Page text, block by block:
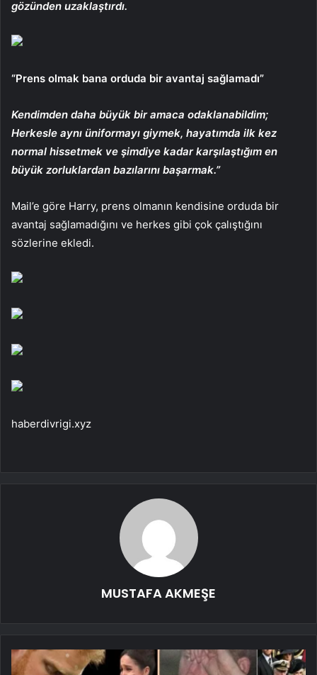
gözünden uzaklaştırdı.
“Prens olmak bana orduda bir avantaj sağlamadı”
Kendimden daha büyük bir amaca odaklanabildim;
Herkesle aynı üniformayı giymek, hayatımda ilk kez
normal hissetmek ve şimdiye kadar karşılaştığım en
büyük zorluklardan bazılarını başarmak.”
Mail’e göre Harry, prens olmanın kendisine orduda bir
avantaj sağlamadığını ve herkes gibi çok çalıştığını
sözlerine ekledi.
haberdivrigi.xyz
MUSTAFA AKMEŞE